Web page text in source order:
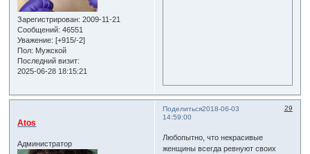
Зарегистрирован: 2009-11-21
Сообщений: 46551
Уважение: [+915/-2]
Пол: Мужской
Последний визит:
2025-06-28 18:15:21
Поделиться 29
2018-06-03
14:59:00
Atos
Администратор
Любопытно, что некрасивые
женщины всегда ревнуют своих